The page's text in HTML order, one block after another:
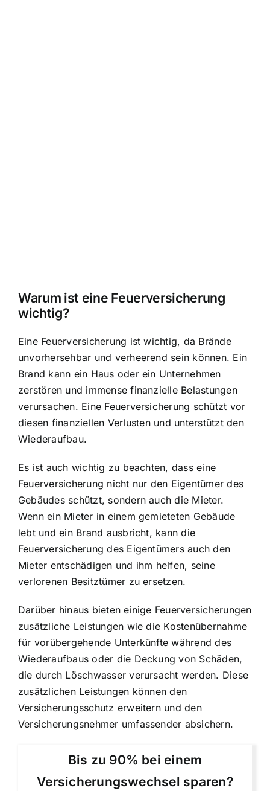
Warum ist eine Feuerversicherung
wichtig?
Eine Feuerversicherung ist wichtig, da Brände
unvorhersehbar und verheerend sein können. Ein
Brand kann ein Haus oder ein Unternehmen
zerstören und immense finanzielle Belastungen
verursachen. Eine Feuerversicherung schützt vor
diesen finanziellen Verlusten und unterstützt den
Wiederaufbau.
Es ist auch wichtig zu beachten, dass eine
Feuerversicherung nicht nur den Eigentümer des
Gebäudes schützt, sondern auch die Mieter.
Wenn ein Mieter in einem gemieteten Gebäude
lebt und ein Brand ausbricht, kann die
Feuerversicherung des Eigentümers auch den
Mieter entschädigen und ihm helfen, seine
verlorenen Besitztümer zu ersetzen.
Darüber hinaus bieten einige Feuerversicherungen
zusätzliche Leistungen wie die Kostenübernahme
für vorübergehende Unterkünfte während des
Wiederaufbaus oder die Deckung von Schäden,
die durch Löschwasser verursacht werden. Diese
zusätzlichen Leistungen können den
Versicherungsschutz erweitern und den
Versicherungsnehmer umfassender absichern.
Bis zu 90% bei einem
Versicherungswechsel sparen?